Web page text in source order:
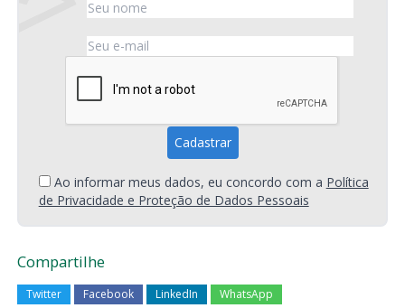
Ao informar meus dados, eu concordo com a Política
de Privacidade e Proteção de Dados Pessoais
Compartilhe
Twitter Facebook LinkedIn WhatsApp